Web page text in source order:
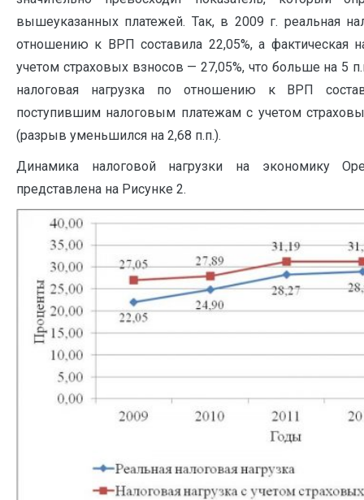
вышеуказанных платежей. Так, в 2009 г. реальная
отношению к ВРП составила 22,05%, а фактическая
учетом страховых взносов — 27,05%, что больше на 5
налоговая нагрузка по отношению к ВРП
поступившим налоговым платежам с учетом
(разрыв уменьшился на 2,68 п.п.).
Динамика налоговой нагрузки на экономику
представлена на Рисунке 2.